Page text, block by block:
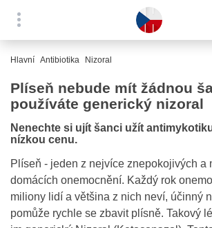
Hlavní Antibiotika Nizoral
Plíseň nebude mít žádnou
používáte generický nizoral
Nenechte si ujít šanci užít
nízkou cenu.
Plíseň - jeden z nejvíce znepokojivých a
domácích onemocnění. Každý rok
miliony lidí a většina z nich neví, účinný
pomůže rychle se zbavit plísně. Takový